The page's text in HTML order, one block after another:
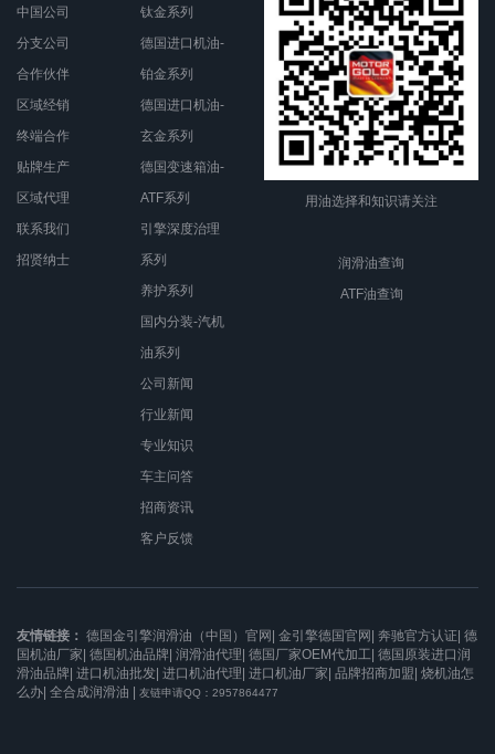
中国公司
分支公司
合作伙伴
区域经销
终端合作
贴牌生产
区域代理
联系我们
招贤纳士
钛金系列
德国进口机油-
铂金系列
德国进口机油-
玄金系列
德国变速箱油-
ATF系列
引擎深度治理
系列
养护系列
国内分装-汽机
油系列
公司新闻
行业新闻
专业知识
车主问答
招商资讯
客户反馈
用油选择和知识请关注
润滑油查询
ATF油查询
友情链接： 德国金引擎润滑油（中国）官网| 金引擎德国官网| 奔驰官方认证| 德
国机油厂家| 德国机油品牌| 润滑油代理| 德国厂家OEM代加工| 德国原装进口润
滑油品牌| 进口机油批发| 进口机油代理| 进口机油厂家| 品牌招商加盟| 烧机油怎
么办| 全合成润滑油 | 友链申请QQ：2957864477